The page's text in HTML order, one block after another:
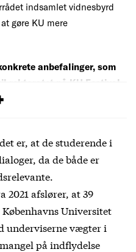
indsamlet vidnesbyrd
gøre KU mere
anbefalinger, som
rektoratet på KU Festival
er, at de studerende i
da de både er
2021 afslører, at 39
Universitet
underviserne vægter i
på indflydelse